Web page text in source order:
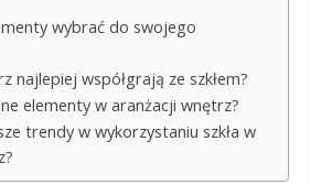
wybrać do swojego
najlepiej współgrają ze szkłem?
elementy w aranżacji wnętrz?
trendy w wykorzystaniu szkła w